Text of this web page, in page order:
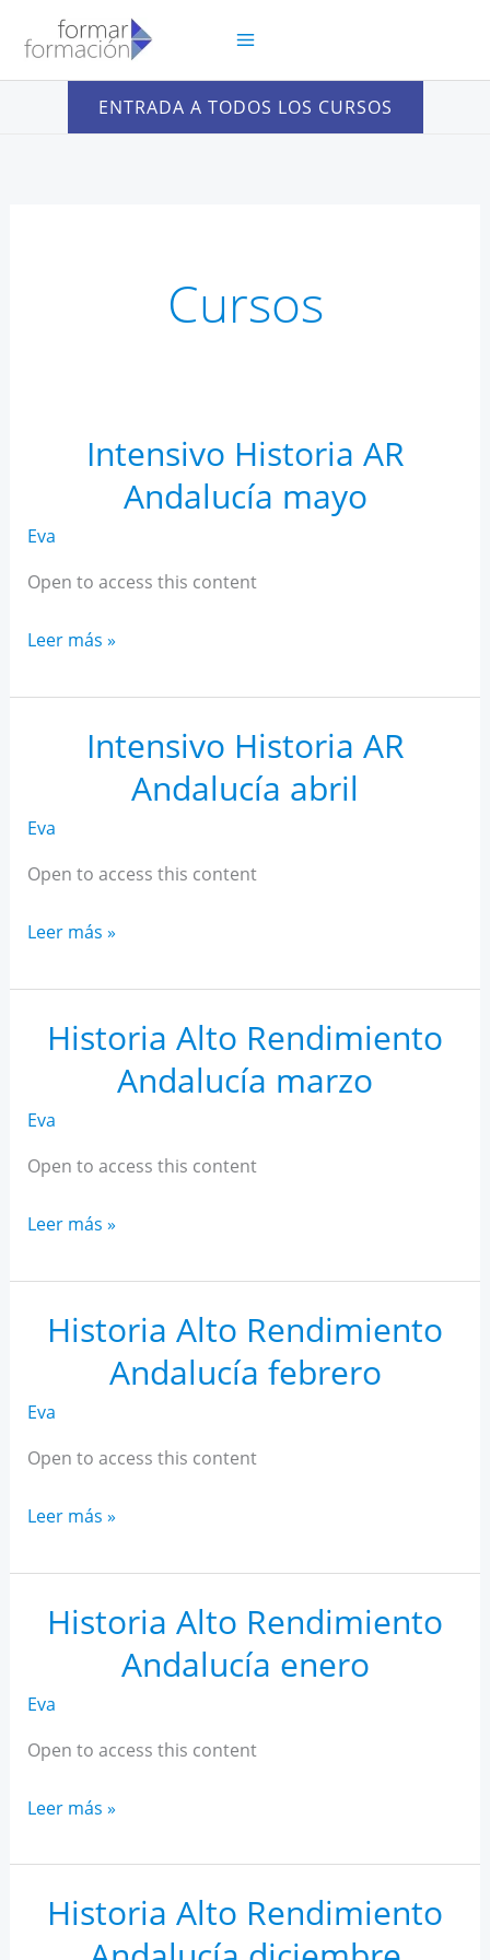
contenido
ENTRADA A TODOS LOS CURSOS
Cursos
Intensivo Historia AR
Andalucía mayo
Eva
Open to access this content
Intensivo
AR
Andalucía
Leer más »
Intensivo Historia AR
Andalucía abril
Eva
Open to access this content
Intensivo
AR
Andalucía
abril
Leer más »
Historia Alto Rendimiento
Andalucía marzo
Eva
Open to access this content
Historia
Rendimiento
Andalucía
marzo
Leer más »
Historia Alto Rendimiento
Andalucía febrero
Eva
Open to access this content
Historia
Rendimiento
Andalucía
febrero
Leer más »
Historia Alto Rendimiento
Andalucía enero
Eva
Open to access this content
Historia
Rendimiento
Andalucía
enero
Leer más »
Historia Alto Rendimiento